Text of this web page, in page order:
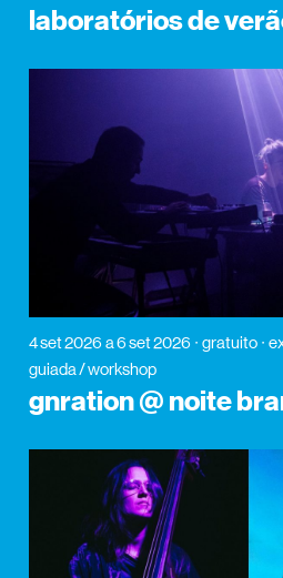
laboratórios de
4 set 2026 a 6 set 2026 gratuito
guiada / workshop
gnration @ noite